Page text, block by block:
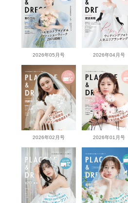
2026年05月号 2026年04月号
2026年02月号 2026年01月号